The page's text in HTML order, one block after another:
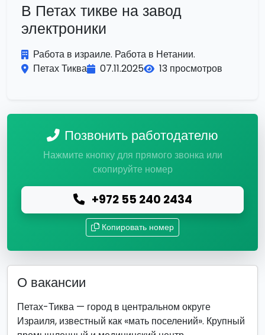
В Петах тикве на завод
электроники
Работа в израиле. Работа в Нетании.
Петах Тиква
07.11.2025 13 просмотров
Позвонить работодателю
Нажмите кнопку для прямого звонка или
скопируйте номер
+972 55 240 2434
Копировать номер
О вакансии
Петах-Тиква — город в центральном округе
Израиля, известный как «мать поселений». Крупный